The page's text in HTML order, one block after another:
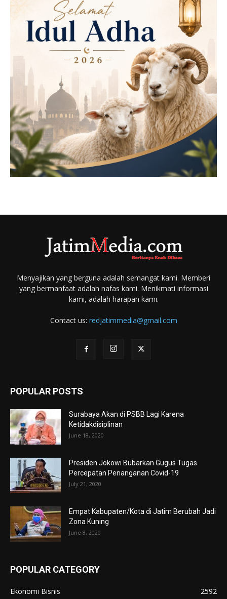
Menyajikan yang berguna adalah semangat kami. Memberi
yang bermanfaat adalah nafas kami. Menikmati informasi
kami, adalah harapan kami.
Contact us: redjatimmedia@gmail.com
POPULAR POSTS
Surabaya Akan di PSBB Lagi Karena
Ketidakdisiplinan
June 18, 2020
Presiden Jokowi Bubarkan Gugus Tugas
Percepatan Penanganan Covid-19
July 21, 2020
Empat Kabupaten/Kota di Jatim Berubah Jadi
Zona Kuning
June 8, 2020
POPULAR CATEGORY
Ekonomi Bisnis 2592